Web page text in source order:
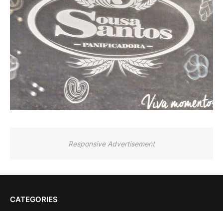
Responsive Advertisement
CATEGORIES